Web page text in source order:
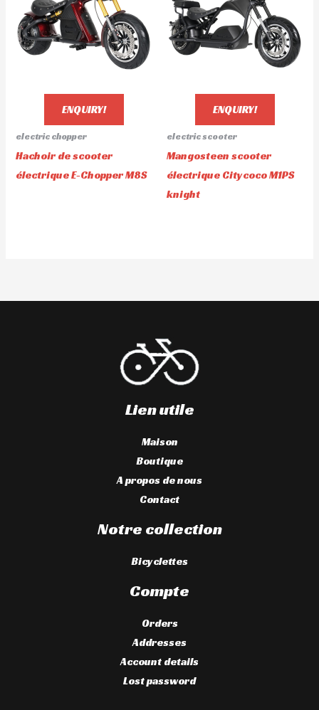
ENQUIRY!
electric chopper
Hachoir de scooter
électrique E-Chopper M8S
ENQUIRY!
electric scooter
Mangosteen scooter
électrique Citycoco M1PS
knight
Lien utile
Maison
Boutique
A propos de nous
Contact
Notre collection
Bicyclettes
Compte
Orders
Addresses
Account details
Lost password